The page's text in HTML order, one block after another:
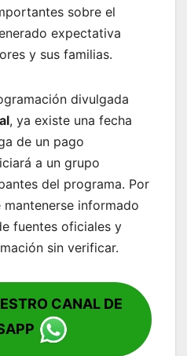
sobre el
expectativa
y sus familias.
divulgada
, ya existe una fecha
de un pago
a un grupo
del programa. Por
informado
fuentes oficiales y
sin verificar.
CANAL DE